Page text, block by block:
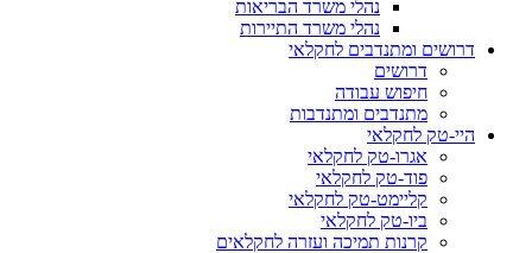
נהלי משרד הבריאות
נהלי משרד התיירות
דרושים ומתנדבים לחקלאי
דרושים
חיפוש עבודה
מתנדבים ומתנדבות
היי-טק לחקלאי
אגרו-טק לחקלאי
פוד-טק לחקלאי
קליימט-טק לחקלאי
ביו-טק לחקלאי
קרנות תמיכה ועזרה לחקלאים